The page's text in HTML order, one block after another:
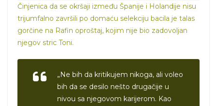
Činjenica da se okršaji između Španije i Holandije nisu
trijumfalno završili po domaću selekciju bacila je talas
gorčine na Rafin oproštaj, kojim nije bio zadovoljan
njegov stric Toni.
„Ne bih da kritikujem nikoga, ali voleo
bih da se desilo nešto drugačije u
nivou sa njegovom karijerom. Kao